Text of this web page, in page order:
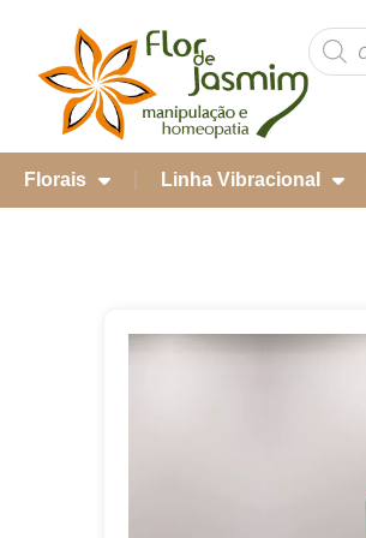
Florais Linha Vibracional